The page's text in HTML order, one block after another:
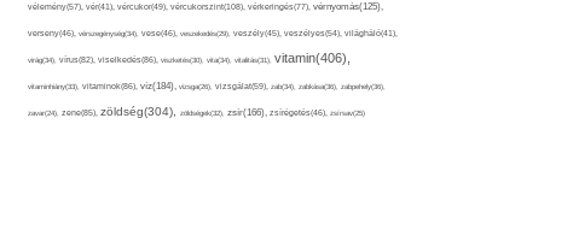
vélemény(57), vér(41), vércukor(49), vércukorszint(108), vérkeringés(77), vérnyomás(125),
verseny(46), vérszegénység(34), vese(46), veszekedés(29), veszély(45), veszélyes(54), világháló(41),
virág(34), vírus(82), viselkedés(86), viszketés(30), vita(34), vitalitás(31), vitamin(406),
vitaminhiány(33), vitaminok(86), víz(184), vizsga(26), vizsgálat(59), zab(34), zabkása(36), zabpehely(36),
zavar(24), zene(85), zöldség(304), zöldségek(32), zsír(166), zsírégetés(46), zsírsav(25)